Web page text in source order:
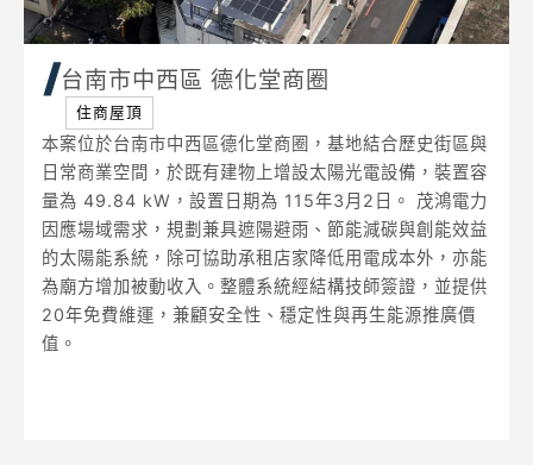
台南市中西區 德化堂商圈
住商屋頂
本案位於台南市中西區德化堂商圈，基地結合歷史街區與
日常商業空間，於既有建物上增設太陽光電設備，裝置容
量為 49.84 kW，設置日期為 115年3月2日。 茂鴻電力
因應場域需求，規劃兼具遮陽避雨、節能減碳與創能效益
的太陽能系統，除可協助承租店家降低用電成本外，亦能
為廟方增加被動收入。整體系統經結構技師簽證，並提供
20年免費維運，兼顧安全性、穩定性與再生能源推廣價
值。